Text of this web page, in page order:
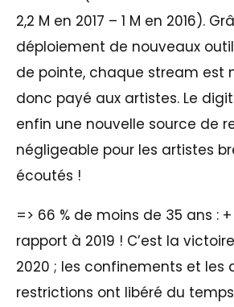
2,2 M en 2017 – 1 M en 2016).
déploiement de nouveaux
de pointe, chaque stream est
donc payé aux artistes. Le
enfin une nouvelle source de
négligeable pour les artistes
écoutés !
=> 66 % de moins de 35 ans : +
rapport à 2019 ! C’est la
2020 ; les confinements et les
restrictions ont libéré du